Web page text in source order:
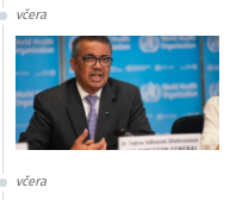
včera
včera